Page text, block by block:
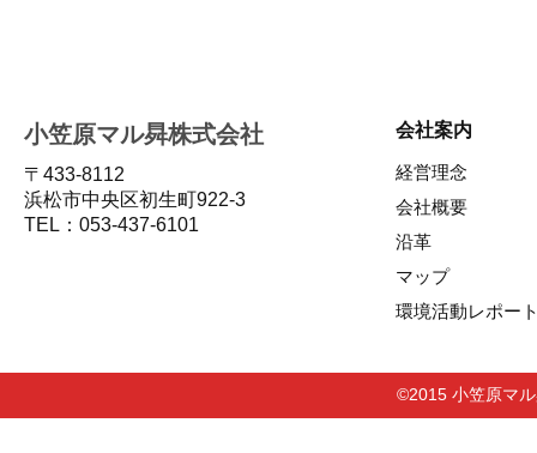
小笠原マル曻株式会社
〒433-8112
浜松市中央区初生町922-3
TEL：053-437-6101
会社案内
経営理念
会社概要
沿革
マップ
環境活動レポー
©2015 小笠原マ